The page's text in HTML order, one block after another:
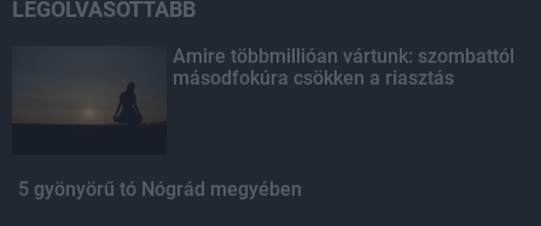
LEGOLVASOTTABB
Amire többmillióan vártunk: szombattól
másodfokúra csökken a riasztás
5 gyönyörű tó Nógrád megyében